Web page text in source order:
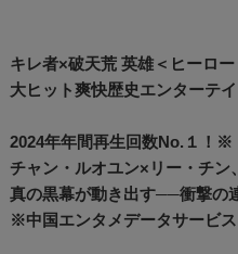
キレ者×破天荒 英雄＜ヒーロー
大ヒット爽快歴史エンターテ
2024年年間再生回数No.１！※
チャン・ルオユン×リー・チン
真の黒幕が動き出す──衝撃の
※中国エンタメデータサービ